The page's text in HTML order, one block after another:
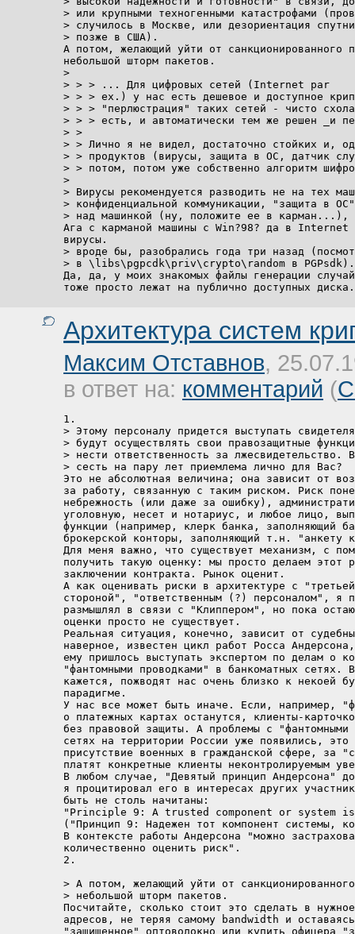
> или крупными техногенными катастрофами
> случилось в Москве, или дезориентация
> позже в США).
А потом, желающий уйти от санкционированного
небольшой шторм пакетов.
>
> > > ... Для цифровых сетей (Internet par
> > > ex.) у нас есть дешевое и доступное
> > > "перлюстрация" таких сетей - чисто
> > > есть, и автоматически тем же решен _и
> >
> > Лично я не видел, достаточно стойких и,
> > продуктов (вирусы, защита в ОС, датчик
> > потом, потом уже собственно алгоритм
>
> Вирусы рекомендуется разводить не на тех
> конфиденциальной коммуникации, "защита в
> над машинкой (ну, положите ее в карман...),
Ага с карманой машины с Win?98? да в Internet
вирусы.
> вроде бы, разобрались года три назад
> в \libs\pgpcdk\priv\crypto\random в PGPsdk).
Да, да, у моих знакомых файлы генерации
тоже просто лежат на публично доступных диска.
Архитектура систем
Максим Отставнов,
в ответ на: комментарий (
1.
> Этому персоналу придется выступать
> будут осуществлять свои правозащитные
> нести ответственность за лжесвидетельство.
> сесть на пару лет приемлема лично для Вас?
Это не абсолютная величина; она зависит от
за работу, связанную с таким риском. Риск
небрежность (или даже за ошибку),
уголовную, несет и нотариус, и любое лицо,
функции (например, клерк банка, заполняющий
брокерской конторы, заполняющий т.н. "анкету
Для меня важно, что существует механизм, с
получить такую оценку: мы просто делаем этот
заключении контракта. Рынок оценит.
А как оценивать риски в архитектуре с
стороной", "ответственным (?) персоналом", я
размышлял в связи с "Клиппером", но пока
оценки просто не существует.
Реальная ситуация, конечно, зависит от
наверное, известен цикл работ Росса
ему пришлось выступать экспертом по делам о
"фантомными проводками" в банкоматных
кажется, пожводят нас очень близко к некоей
парадигме.
У нас все может быть иначе. Если, например,
о платежных картах останутся, клиенты-
без правовой защиты. А проблемы с
сетях на территории России уже появились,
присутствие военных в гражданской сфере, за
платят конкретные клиенты неконтролируемым
В любом случае, "Девятый принцип Андерсона"
я процитировал его в интересах других
быть не столь начитаны:
"Principle 9: A trusted component or system
("Принцип 9: Надежен тот компонент системы,
В контексте работы Андерсона "можно
количественно оценить риск".
2.
> А потом, желающий уйти от
> небольшой шторм пакетов.
Посчитайте, сколько стоит это сделать в
адресов, не теряя самому bandwidth и
"защищенное" оптоволокно или купить офицера